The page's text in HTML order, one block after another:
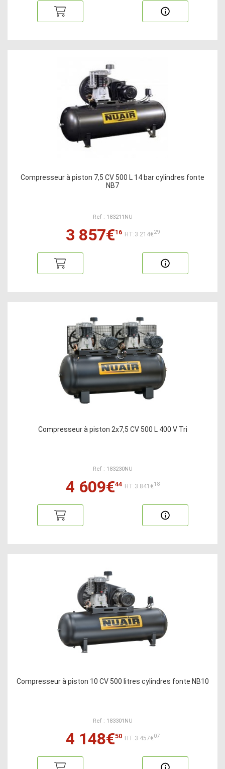
Compresseur à piston 7,5 CV 500 L 14 bar cylindres fonte
NB7
Ref : 183211NU
3 857€16 HT:3 214€29
Compresseur à piston 2x7,5 CV 500 L 400 V Tri
Ref : 183230NU
4 609€44 HT:3 841€18
Compresseur à piston 10 CV 500 litres cylindres fonte NB10
Ref : 183301NU
4 148€50 HT:3 457€07